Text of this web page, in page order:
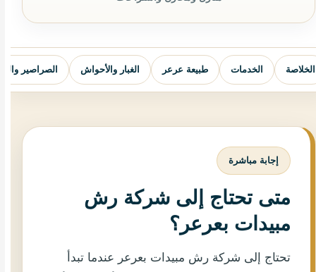
الخلاصة الخدمات طبيعة عرعر الغبار والأحواش الصراصير
إجابة مباشرة
متى تحتاج إلى شركة رش
مبيدات بعرعر؟
تحتاج إلى شركة رش مبيدات بعرعر عندما تبدأ